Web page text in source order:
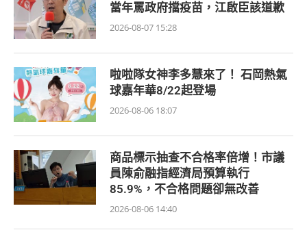
當年罵政府擋疫苗，江啟臣該道歉
2026-08-07 15:28
啦啦隊女神李多慧來了！ 石岡熱氣
球嘉年華8/22起登場
2026-08-06 18:07
商品標示抽查不合格率倍增！市議
員陳俞融指經濟局預算執行
85.9%，不合格問題卻無改善
2026-08-06 14:40